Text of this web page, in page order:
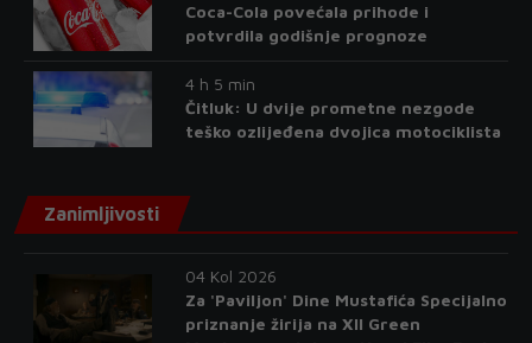
Coca-Cola povećala prihode i
potvrdila godišnje prognoze
4 h 5 min
Čitluk: U dvije prometne nezgode
teško ozlijeđena dvojica motociklista
Zanimljivosti
04 Kol 2026
Za 'Paviljon' Dine Mustafića Specijalno
priznanje žirija na XII Green